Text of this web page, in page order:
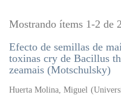
Mostrando ítems 1-2 de 2
Efecto de semillas de
toxinas cry de Bacillus
zeamais (Motschulsky)
Huerta Molina, Miguel (